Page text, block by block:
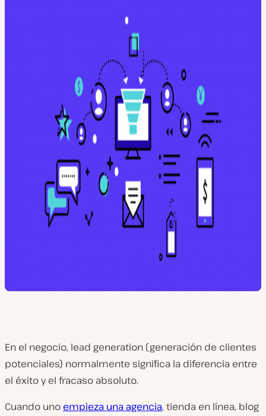
En el negocio, lead generation (generación de clientes
potenciales) normalmente significa la diferencia entre
el éxito y el fracaso absoluto.
Cuando uno empieza una agencia, tienda en línea, blog